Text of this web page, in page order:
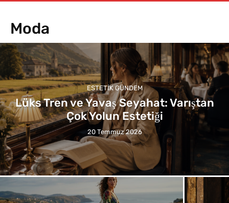
Moda
ESTETIK GÜNDEM
Lüks Tren ve Yavaş Seyahat: Varıştan
Çok Yolun Estetiği
20 Temmuz 2026